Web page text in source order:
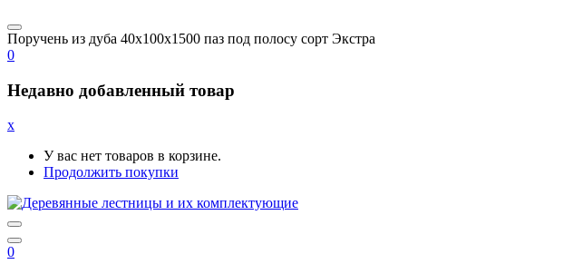
Поручень из дуба 40x100x1500 паз под полосу сорт Экстра
0
Недавно добавленный товар
x
У вас нет товаров в корзине.
Продолжить покупки
0